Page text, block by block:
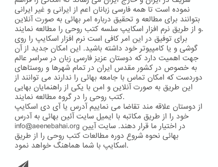
نموده است تا همه فارسی زبانان اعم از ایرانی و غیر ایرانی
بتوانند برای مطالعه و تحقیق درباره امر بهائی به صورت آنلاین
و از طریق نرم افزار اسکایپ سلسه کتب روحی را مطالعه نمایند.
برای توفیق در این امر کافی است نرم افزار اسکایپ را روی
گوشی و یا کامپیوتر خود داشته باشید. این امکان جدید از آن
جهت اهمیت دارد که دوستان عزیز فارسی زبان در سراسر عالم
به خصوص در کشور مقدس ایران در تمام شهرها و روستاهای
دوردست که امکان تماس با جامعه بهائی را ندارند می توانند از
این طریق به صورت آنلاین و امن با یکی از راهنمایان بهایی
کتب روحی را در گروه مطالعه نمایند.
از دوستان علاقه مند تقاضا می نماییم آدرس یا آی دی اسکایپ
خود را از طریق مکاتبه با ایمیل سایت آئین بهائی به آدرس
info@aeenebahai.org در اختیار ما قرار دهند. سایت آیین
بهائی نحوه شروع دوره مطالعات کتب روحی را از طریق
اسکایپ با شما هماهنگ خواهد نمود.